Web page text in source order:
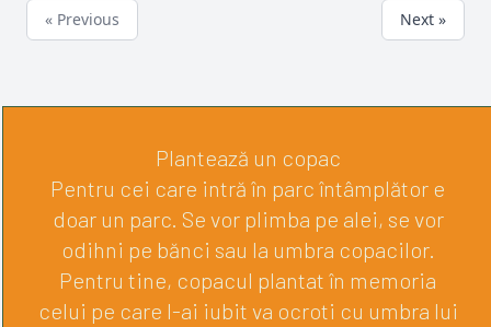
« Previous Next »
Plantează un copac
Pentru cei care intră în parc întâmplător e
doar un parc. Se vor plimba pe alei, se vor
odihni pe bănci sau la umbra copacilor.
Pentru tine, copacul plantat în memoria
celui pe care l-ai iubit va ocroti cu umbra lui